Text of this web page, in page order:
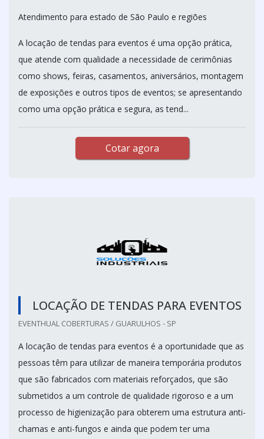
Atendimento para estado de São Paulo e regiões
A locação de tendas para eventos é uma opção prática,
que atende com qualidade a necessidade de cerimônias
como shows, feiras, casamentos, aniversários, montagem
de exposições e outros tipos de eventos; se apresentando
como uma opção prática e segura, as tend...
Cotar agora
LOCAÇÃO DE TENDAS PARA EVENTOS
EVENTHUAL COBERTURAS / GUARULHOS - SP
A locação de tendas para eventos é a oportunidade que as
pessoas têm para utilizar de maneira temporária produtos
que são fabricados com materiais reforçados, que são
submetidos a um controle de qualidade rigoroso e a um
processo de higienização para obterem uma estrutura anti-
chamas e anti-fungos e ainda que podem ter uma